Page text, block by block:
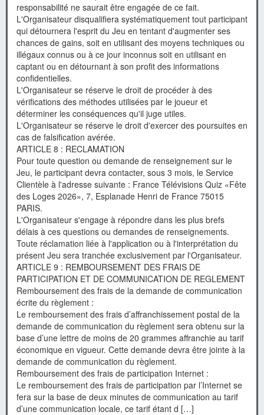
responsabilité ne saurait être engagée de ce fait.
L'Organisateur disqualifiera systématiquement tout participant
qui détournera l'esprit du Jeu en tentant d'augmenter ses
chances de gains, soit en utilisant des moyens techniques ou
illégaux connus ou à ce jour inconnus soit en utilisant en
captant ou en détournant à son profit des informations
confidentielles.
L'Organisateur se réserve le droit de procéder à des
vérifications des méthodes utilisées par le joueur et
déterminer les conséquences qu'il juge utiles.
L'Organisateur se réserve le droit d'exercer des poursuites en
cas de falsification avérée.
ARTICLE 8 : RECLAMATION
Pour toute question ou demande de renseignement sur le
Jeu, le participant devra contacter, sous 3 mois, le Service
Clientèle à l'adresse suivante : France Télévisions Quiz «Fête
des Loges 2026», 7, Esplanade Henri de France 75015
PARIS.
L'Organisateur s'engage à répondre dans les plus brefs
délais à ces questions ou demandes de renseignements.
Toute réclamation liée à l'application ou à l'interprétation du
présent Jeu sera tranchée exclusivement par l'Organisateur.
ARTICLE 9 : REMBOURSEMENT DES FRAIS DE
PARTICIPATION ET DE COMMUNICATION DE REGLEMENT
Remboursement des frais de la demande de communication
écrite du règlement :
Le remboursement des frais d’affranchissement postal de la
demande de communication du règlement sera obtenu sur la
base d’une lettre de moins de 20 grammes affranchie au tarif
économique en vigueur. Cette demande devra être jointe à la
demande de communication du règlement.
Remboursement des frais de participation Internet :
Le remboursement des frais de participation par l’Internet se
fera sur la base de deux minutes de communication au tarif
d’une communication locale, ce tarif étant d […]